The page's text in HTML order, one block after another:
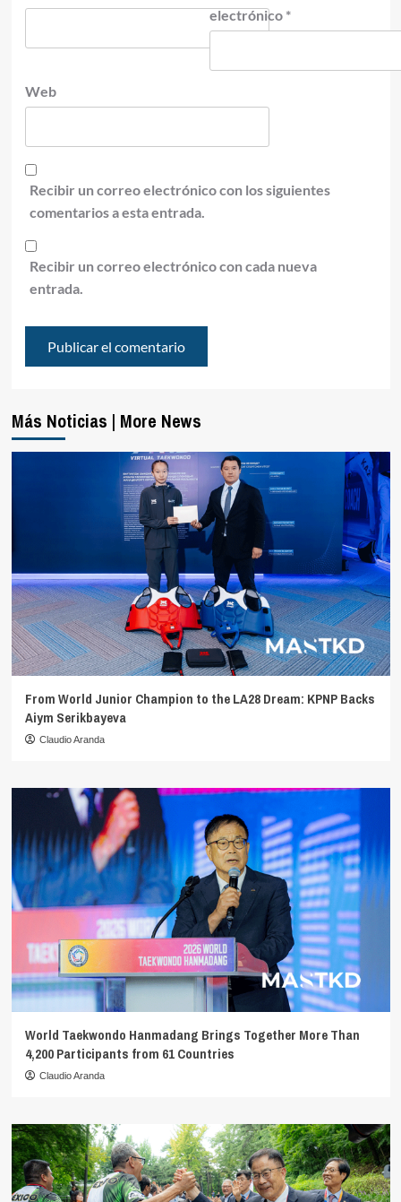
electrónico *
Web
Recibir un correo electrónico con los siguientes
comentarios a esta entrada.
Recibir un correo electrónico con cada nueva
entrada.
Más Noticias | More News
From World Junior Champion to the LA28 Dream: KPNP Backs
Aiym Serikbayeva
Claudio Aranda
World Taekwondo Hanmadang Brings Together More Than
4,200 Participants from 61 Countries
Claudio Aranda